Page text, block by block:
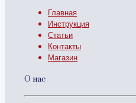
Главная
Инструкция
Статьи
Контакты
Магазин
О нас